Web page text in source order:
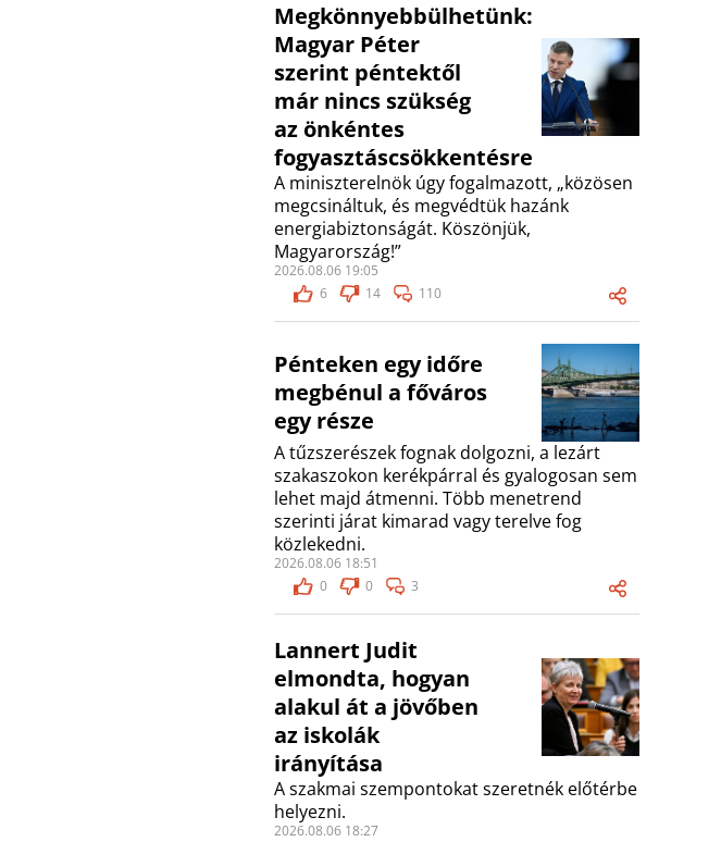
Megkönnyebbülhetünk:
Magyar Péter
szerint péntektől
már nincs szükség
az önkéntes
fogyasztáscsökkentésre
A miniszterelnök úgy fogalmazott, „közösen
megcsináltuk, és megvédtük hazánk
energiabiztonságát. Köszönjük,
Magyarország!”
2026.08.06 19:05
6
14 110
Pénteken egy időre
megbénul a főváros
egy része
A tűzszerészek fognak dolgozni, a lezárt
szakaszokon kerékpárral és gyalogosan sem
lehet majd átmenni. Több menetrend
szerinti járat kimarad vagy terelve fog
közlekedni.
2026.08.06 18:51
0
0 3
Lannert Judit
elmondta, hogyan
alakul át a jövőben
az iskolák
irányítása
A szakmai szempontokat szeretnék előtérbe
helyezni.
2026.08.06 18:27